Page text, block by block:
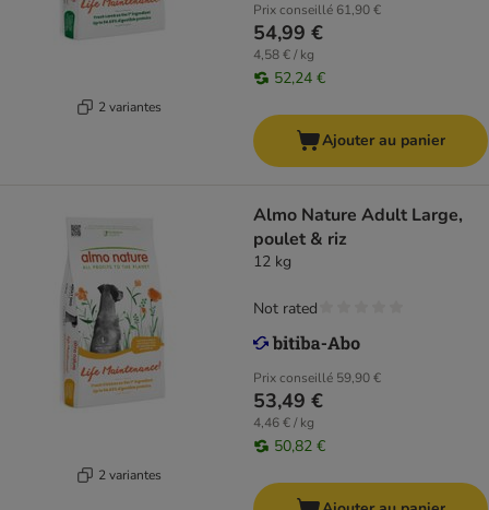
2 variantes
Prix conseillé 61,90 €
54,99 €
4,58 € / kg
52,24 €
Ajouter au panier
2 variantes
Almo Nature Adult Large,
poulet & riz
12 kg
Prix conseillé 59,90 €
53,49 €
4,46 € / kg
50,82 €
Not rated